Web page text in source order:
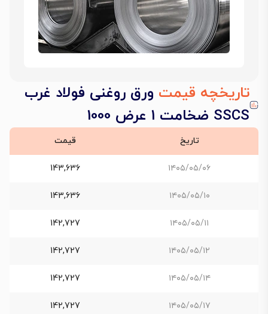
تاریخچه قیمت ورق روغنی فولاد غرب
SSCS ضخامت 1 عرض 1000
تاریخ قیمت
۱۴۰۵/۰۵/۰۶ 143,636
۱۴۰۵/۰۵/۱۰ 143,636
۱۴۰۵/۰۵/۱۱ 142,727
۱۴۰۵/۰۵/۱۲ 142,727
۱۴۰۵/۰۵/۱۴ 142,727
۱۴۰۵/۰۵/۱۷ 142,727